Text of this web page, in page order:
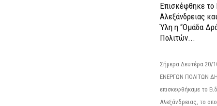
Επισκέφθηκε το
Αλεξάνδρειας
Ύλη η “Ομάδα
Πολιτών...
Σήμερα Δευτέρα
ΕΝΕΡΓΩΝ ΠΟΛΙΤΩΝ
επισκεφθήκαμε το
Αλεξάνδρειας, το